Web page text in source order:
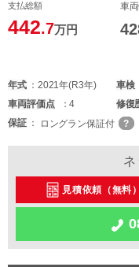
支払総額
442.7万円
車
年式 2021年(R3年) 車検
車両評価点 4 修復
保証
ロングラン保証付
見積依頼（無料）